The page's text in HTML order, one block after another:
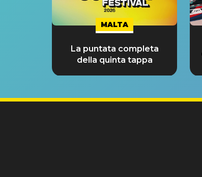
MALTA
La puntata completa
della quinta tappa